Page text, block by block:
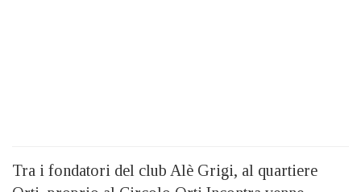
Tra i fondatori del club Alè Grigi, al quartiere